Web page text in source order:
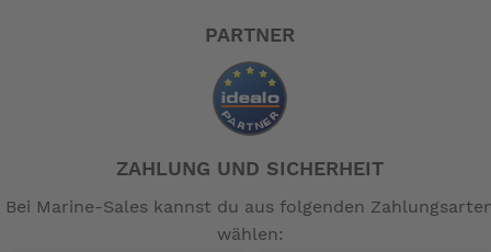
PARTNER
ZAHLUNG UND SICHERHEIT
Bei Marine-Sales kannst du aus folgenden
wählen: